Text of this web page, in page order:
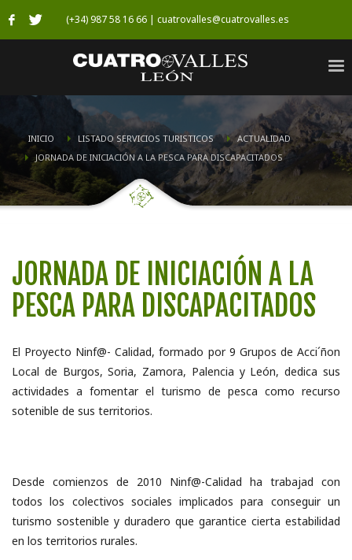
(+34) 987 58 16 66 | cuatrovalles@cuatrovalles.es
INICIO LISTADO SERVICIOS TURISTICOS
ACTUALIDAD
JORNADA DE INICIACIÓN A LA PESCA PARA DISCAPACITADOS
JORNADA DE INICIACIÓN A LA
PESCA PARA DISCAPACITADOS
El Proyecto Ninf@- Calidad, formado por 9 Grupos de Acci´ñon
Local de Burgos, Soria, Zamora, Palencia y León, dedica sus
actividades a fomentar el turismo de pesca como recurso
sotenible de sus territorios.
Desde comienzos de 2010 Ninf@-Calidad ha trabajad con
todos los colectivos sociales implicados para conseguir un
turismo sostenible y duradero que garantice cierta estabilidad
en los territorios rurales.